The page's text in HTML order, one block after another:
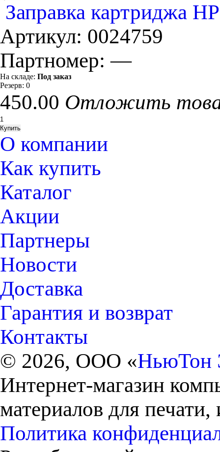
Заправка картриджа
Артикул: 0024759
Партномер:—
На складе: Под заказ
Резерв: 0
450.00 Отложить
О компании
Как купить
Каталог
Акции
Партнеры
Новости
Доставка
Гарантия и возврат
Контакты
© 2026, ООО «НьюТон
Интернет-магазин
материалов для
Политика